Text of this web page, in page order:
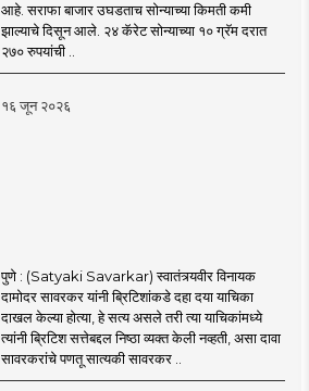
आहे. सराफा बाजार उघडताच सोन्याच्या किमती कमी
झाल्याचे दिसून आले. २४ कॅरेट सोन्याच्या १० ग्रॅम दरात
२७० रुपयांची ..
१६ जून २०२६
पुणे : (Satyaki Savarkar) स्वातंत्र्यवीर विनायक
दामोदर सावरकर यांनी ब्रिटिशांकडे दहा दया याचिका
दाखल केल्या होत्या, हे सत्य असले तरी त्या याचिकांमध्ये
त्यांनी ब्रिटिश सत्तेबद्दल निष्ठा व्यक्त केली नव्हती, असा दावा
सावरकरांचे पणतू सात्यकी सावरकर ..